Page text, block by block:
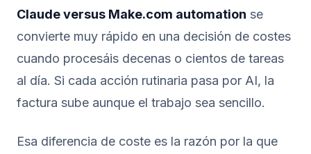
Claude versus Make.com automation se
convierte muy rápido en una decisión de costes
cuando procesáis decenas o cientos de tareas
al día. Si cada acción rutinaria pasa por AI, la
factura sube aunque el trabajo sea sencillo.
Esa diferencia de coste es la razón por la que